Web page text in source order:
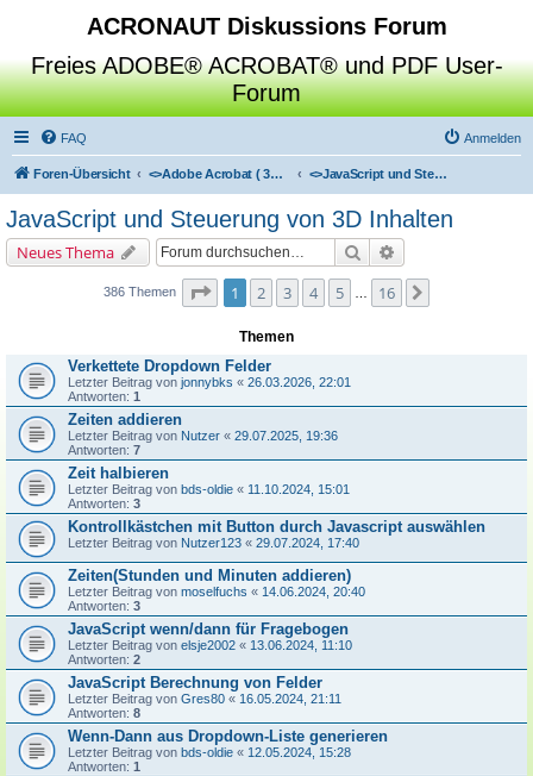
ACRONAUT Diskussions Forum
Freies ADOBE® ACROBAT® und PDF User-
Forum
FAQ Anmelden
Foren-Übersicht <>Adobe Acrobat ( 3D / Professional / Standard / Reader / Distiller ) <>JavaScript und Steuerung von 3D Inhalten
JavaScript und Steuerung von 3D Inhalten
Neues Thema Suche
386 Themen Seite von
1 2 3 4 5 16
Themen
Verkettete Dropdown Felder
Letzter Beitrag von jonnybks « 26.03.2026, 22:01
Antworten: 1
Zeiten addieren
Letzter Beitrag von Nutzer « 29.07.2025, 19:36
Antworten: 7
Zeit halbieren
Letzter Beitrag von bds-oldie « 11.10.2024, 15:01
Antworten: 3
Kontrollkästchen mit Button durch Javascript auswählen
Letzter Beitrag von Nutzer123 « 29.07.2024, 17:40
Zeiten(Stunden und Minuten addieren)
Letzter Beitrag von moselfuchs « 14.06.2024, 20:40
Antworten: 3
JavaScript wenn/dann für Fragebogen
Letzter Beitrag von elsje2002 « 13.06.2024, 11:10
Antworten: 2
JavaScript Berechnung von Felder
Letzter Beitrag von Gres80 « 16.05.2024, 21:11
Antworten: 8
Wenn-Dann aus Dropdown-Liste generieren
Letzter Beitrag von bds-oldie « 12.05.2024, 15:28
Antworten: 1